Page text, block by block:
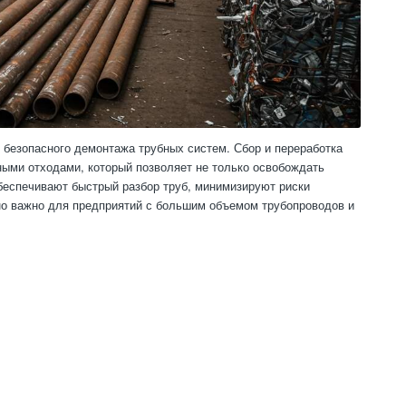
демонтажа трубных систем. Сбор и переработка
отходами, который позволяет не только освобождать
быстрый разбор труб, минимизируют риски
важно для предприятий с большим объемом трубопроводов и